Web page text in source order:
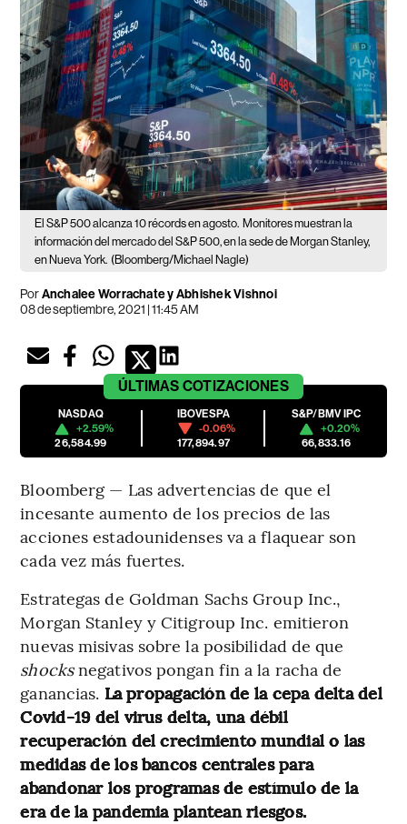
El S&P 500 alcanza 10 récords en agosto. Monitores muestran la
información del mercado del S&P 500, en la sede de Morgan Stanley,
en Nueva York. (Bloomberg/Michael Nagle)
PorAnchalee Worrachate y Abhishek Vishnoi
08 de septiembre, 2021 | 11:45 AM
ÚLTIMAS COTIZACIONES
NASDAQ
+2.59%
26,584.99
IBOVESPA
-0.06%
177,894.97
S&P/BMV IPC
+0.20%
66,833.16
Bloomberg — Las advertencias de que el
incesante aumento de los precios de las
acciones estadounidenses va a flaquear son
cada vez más fuertes.
Estrategas de Goldman Sachs Group Inc.,
Morgan Stanley y Citigroup Inc. emitieron
nuevas misivas sobre la posibilidad de que
shocksnegativos pongan fin a la racha de
ganancias. La propagación de la cepa delta del
Covid-19 del virus delta, una débil
recuperación del crecimiento mundial o las
medidas de los bancos centrales para
abandonar los programas de estímulo de la
era de la pandemia plantean riesgos.